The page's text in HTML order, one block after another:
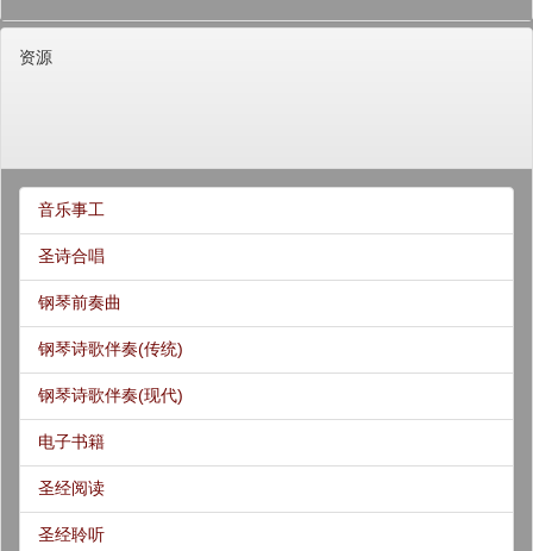
资源
音乐事工
圣诗合唱
钢琴前奏曲
钢琴诗歌伴奏(传统)
钢琴诗歌伴奏(现代)
电子书籍
圣经阅读
圣经聆听